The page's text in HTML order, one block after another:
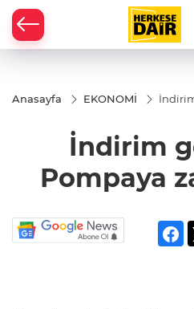
Anasayfa EKONOMİ
yolda!
İndirim
Pompaya